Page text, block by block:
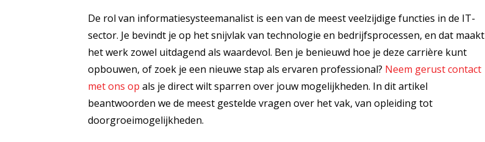
De rol van informatiesysteemanalist is een van de meest veelzijdige functies in de IT-
sector. Je bevindt je op het snijvlak van technologie en bedrijfsprocessen, en dat maakt
het werk zowel uitdagend als waardevol. Ben je benieuwd hoe je deze carrière kunt
opbouwen, of zoek je een nieuwe stap als ervaren professional? Neem gerust contact
met ons op als je direct wilt sparren over jouw mogelijkheden. In dit artikel
beantwoorden we de meest gestelde vragen over het vak, van opleiding tot
doorgroeimogelijkheden.